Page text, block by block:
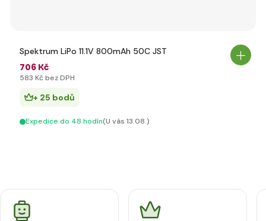
Spektrum LiPo 11.1V 800mAh 50C JST
706 Kč
583 Kč bez DPH
+ 25 bodů
Expedice do 48 hodín(U vás 13.08.)